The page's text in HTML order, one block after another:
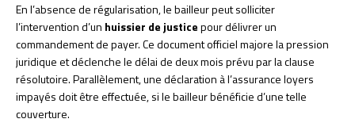
En l’absence de régularisation, le bailleur peut solliciter
l’intervention d’un huissier de justicepour délivrer un
commandement de payer. Ce document officiel majore la pression
juridique et déclenche le délai de deux mois prévu par la clause
résolutoire. Parallèlement, une déclaration à l’assurance loyers
impayés doit être effectuée, si le bailleur bénéficie d’une telle
couverture.